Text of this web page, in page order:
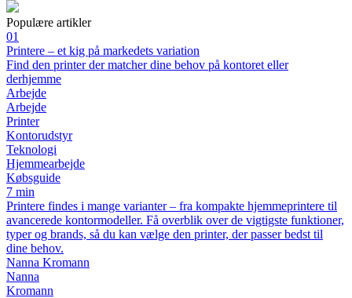
Populære artikler
01
Printere – et kig på markedets variation
Find den printer der matcher dine behov på kontoret eller
derhjemme
Arbejde
Arbejde
Printer
Kontorudstyr
Teknologi
Hjemmearbejde
Købsguide
7 min
Printere findes i mange varianter – fra kompakte hjemmeprintere til
avancerede kontormodeller. Få overblik over de vigtigste funktioner,
typer og brands, så du kan vælge den printer, der passer bedst til
dine behov.
Nanna Kromann
Nanna
Kromann